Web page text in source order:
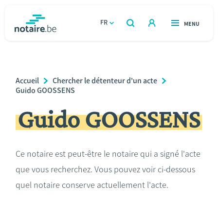
FR
OUVERT
RECHERCHER
OUVERT
MENU
Relations et vivre ensemble
Héritage et donations
Le notaire
Breadcrumb
Accueil
Chercher le détenteur d'un acte
Guido GOOSSENS
Guido GOOSSENS
Ce notaire est peut-être le notaire qui a signé l'acte
que vous recherchez. Vous pouvez voir ci-dessous
quel notaire conserve actuellement l'acte.